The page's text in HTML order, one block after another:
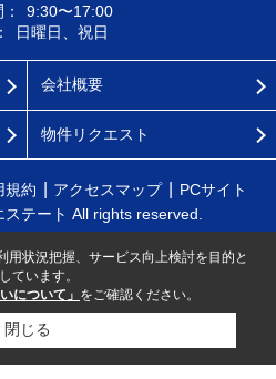
9:30〜17:00
日曜日、祝日
会社概要
物件リクエスト
規約 アクセスマップ
PCサイト
テート All rights reserved.
用状況把握、サービス向上検討を目的と
ています。
について」 をご確認ください。
閉じる